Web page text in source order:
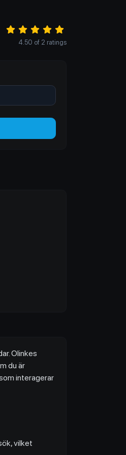
4.50 of 2 ratings
Olinkes
du är
interagerar
vilket